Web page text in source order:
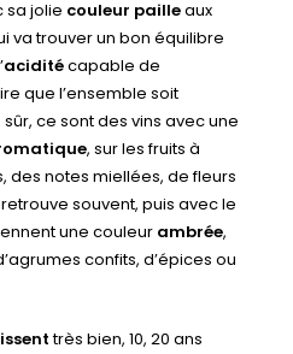
sa jolie couleur pailleaux
va trouver un bon équilibre
aciditécapable de
que l’ensemble soit
ce sont des vins avec une
, sur les fruits à
des notes miellées, de fleurs
souvent, puis avec le
une couleur ambrée,
confits, d’épices ou
très bien, 10, 20 ans